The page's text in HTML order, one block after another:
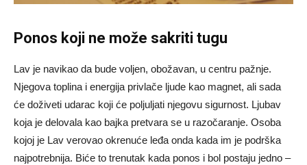
Ponos koji ne može sakriti tugu
Lav je navikao da bude voljen, obožavan, u centru pažnje.
Njegova toplina i energija privlače ljude kao magnet, ali sada
će doživeti udarac koji će poljuljati njegovu sigurnost. Ljubav
koja je delovala kao bajka pretvara se u razočaranje. Osoba
kojoj je Lav verovao okrenuće leđa onda kada im je podrška
najpotrebnija. Biće to trenutak kada ponos i bol postaju jedno –